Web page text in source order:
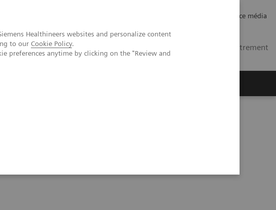
Healthineers websites and personalize content
to our Cookie Policy.
preferences anytime by clicking on the "Review and
Espace média
FR Se connecter / Enregistrement